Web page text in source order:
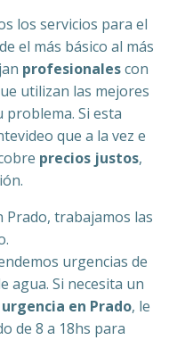
los servicios para el
el más básico al más
profesionalescon
utilizan las mejores
Si esta
que a la vez e
precios justos,
trabajamos las
urgencias de
agua. Si necesita un
en Prado, le
de 8 a 18hs para